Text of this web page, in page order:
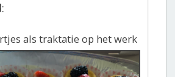
als traktatie op het werk